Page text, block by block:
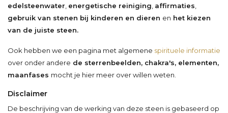
edelsteenwater energetische reiniging affirmaties
gebruik van stenen bij kinderen en dieren en het kiezen
van de juiste steen.
Ook hebben we een pagina met algemene spirituele informatie
over onder andere de sterrenbeelden, chakra's, elementen,
maanfases mocht je hier meer over willen weten.
Disclaimer
De beschrijving van de werking van deze steen is gebaseerd op